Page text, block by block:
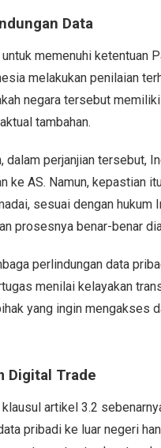
Data
memenuhi ketentuan
melakukan penilaian
negara tersebut
tambahan.
dalam perjanjian
ke AS. Namun, kepastian
sesuai dengan
prosesnya benar-benar
perlindungan data
menilai kelayakan
yang ingin mengakses
Digital Trade
artikel 3.2
pribadi ke luar negeri